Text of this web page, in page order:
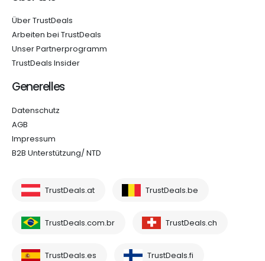
Über TrustDeals
Arbeiten bei TrustDeals
Unser Partnerprogramm
TrustDeals Insider
Generelles
Datenschutz
AGB
Impressum
B2B Unterstützung/ NTD
TrustDeals.at TrustDeals.be
TrustDeals.com.br TrustDeals.ch
TrustDeals.es TrustDeals.fi